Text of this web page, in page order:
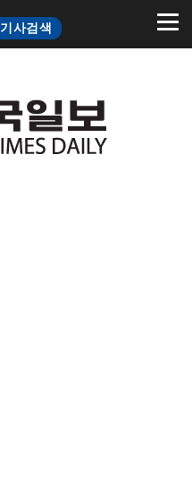
기사검색